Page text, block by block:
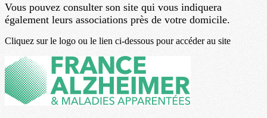
Vous pouvez consulter son site qui vous indiquera
également leurs associations près de votre domicile.
Cliquez sur le logo ou le lien ci-dessous pour accéder au site